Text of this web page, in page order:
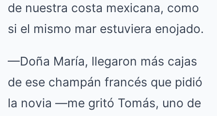
de nuestra costa mexicana, como
si el mismo mar estuviera enojado.
—Doña María, llegaron más cajas
de ese champán francés que pidió
la novia —me gritó Tomás, uno de